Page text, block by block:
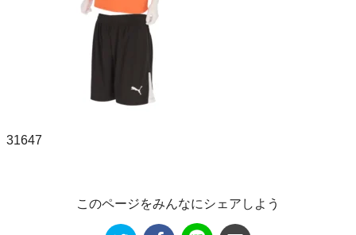
31647
このページをみんなにシェアしよう